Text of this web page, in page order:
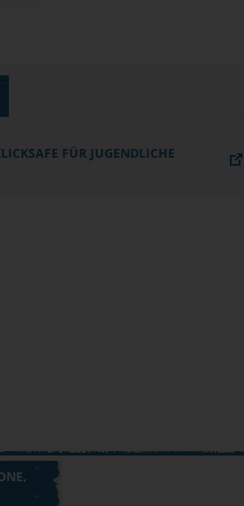
FÜR JUGENDLICHE